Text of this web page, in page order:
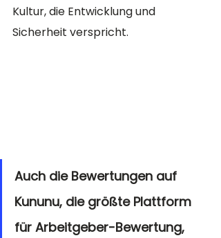
Kultur, die Entwicklung und
Sicherheit verspricht.
Auch die Bewertungen auf
Kununu, die größte Plattform
für Arbeitgeber-Bewertung,